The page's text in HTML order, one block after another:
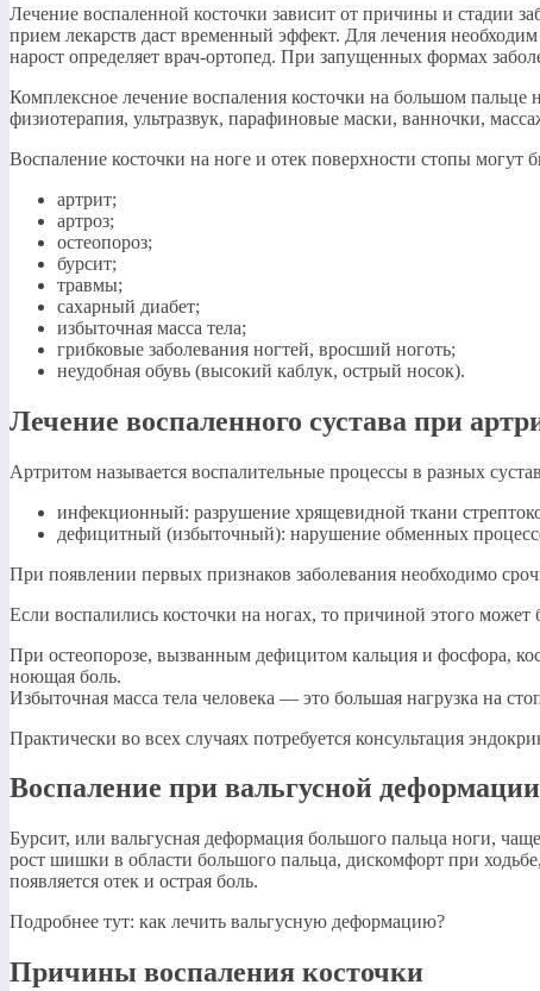
Лечение воспаленной косточки зависит от причины и стадии
прием лекарств даст временный эффект. Для лечения
нарост определяет врач-ортопед. При запущенных формах
Комплексное лечение воспаления косточки на большом
физиотерапия, ультразвук, парафиновые маски, ванночки,
Воспаление косточки на ноге и отек поверхности стопы
артрит;
артроз;
остеопороз;
бурсит;
травмы;
сахарный диабет;
избыточная масса тела;
грибковые заболевания ногтей, вросший ноготь;
неудобная обувь (высокий каблук, острый носок).
Лечение воспаленного сустава при
Артритом называется воспалительные процессы в разных
инфекционный: разрушение хрящевидной ткани
дефицитный (избыточный): нарушение обменных
При появлении первых признаков заболевания необходимо
Если воспалились косточки на ногах, то причиной этого
При остеопорозе, вызванным дефицитом кальция и фосфора,
ноющая боль.
Избыточная масса тела человека — это большая нагрузка на
Практически во всех случаях потребуется консультация
Воспаление при вальгусной деформации
Бурсит, или вальгусная деформация большого пальца ноги,
рост шишки в области большого пальца, дискомфорт при
появляется отек и острая боль.
Подробнее тут: как лечить вальгусную деформацию?
Причины воспаления косточки